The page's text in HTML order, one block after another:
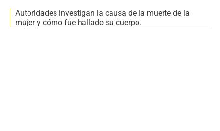
Autoridades investigan la causa de la muerte de la
mujer y cómo fue hallado su cuerpo.